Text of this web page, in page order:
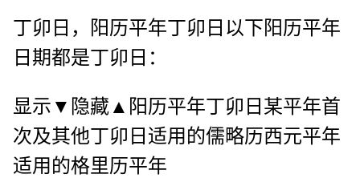
丁卯日，阳历平年丁卯日以下阳历平年
日期都是丁卯日：
显示▼隐藏▲阳历平年丁卯日某平年首
次及其他丁卯日适用的儒略历西元平年
适用的格里历平年